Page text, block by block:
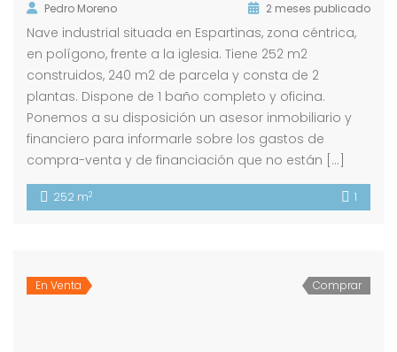
Pedro Moreno
2 meses publicado
Nave industrial situada en Espartinas, zona céntrica,
en polígono, frente a la iglesia. Tiene 252 m2
construidos, 240 m2 de parcela y consta de 2
plantas. Dispone de 1 baño completo y oficina.
Ponemos a su disposición un asesor inmobiliario y
financiero para informarle sobre los gastos de
compra-venta y de financiación que no están […]
252 m2 1
En Venta Comprar